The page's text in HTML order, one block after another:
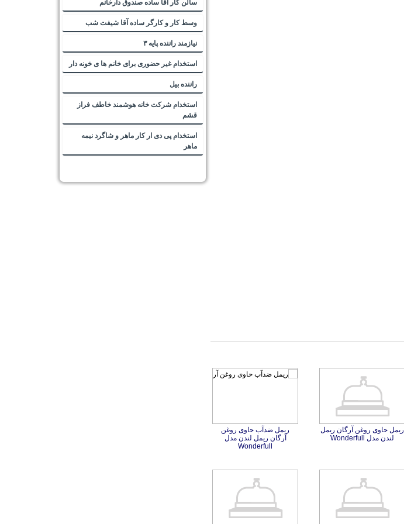
ریمل حاوی روغن آرگان ریمل
لندن مدل Wonderfull
ریمل ضدآب حاوی روغن
آرگان ریمل لندن مدل
Wonderfull
سالن کار آقا ساده صندوق دارخانم
وسط کار و کارگر ساده آقا شیفت شب
نیازمند راننده پایه ۳
استخدام غیر حضوری برای خانم ها ی خونه دار
راننده بیل
استخدام شرکت خانه هوشمند خاطف فراز
قشم
استخدام پی دی ار کار ماهر و شاگرد نیمه
ماهر